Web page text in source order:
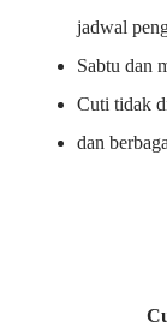
jadwal
Sabtu dan
Cuti tidak
dan